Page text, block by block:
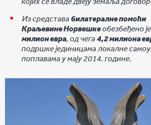
Из средстава билатералне помоћи
Краљевине Норвешкеобезбеђено
милион евра, од чега4,2 милиона
подршке јединицама локалне
поплавама у мају 2014. године.